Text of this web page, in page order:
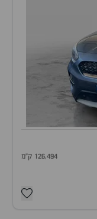
126,494 ק"מ